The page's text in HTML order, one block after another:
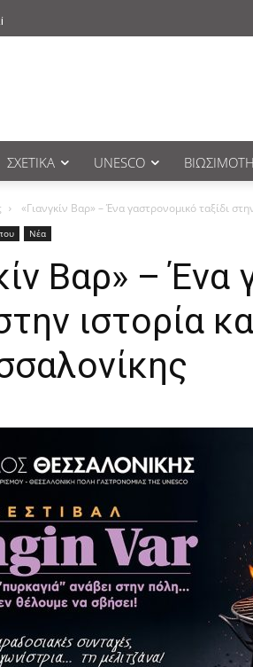
ΣΧΕΤΙΚΆ UNESCO
«Γιανγκίν Βαρ» – Ένα γαστρονομικό ταξίδι
Νέα
Βαρ» – Ένα
ιστορία